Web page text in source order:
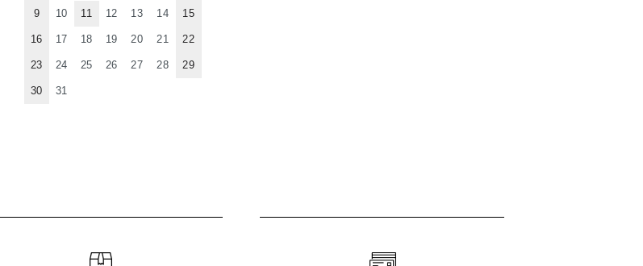
9 10 11 12 13 14 15
16 17 18 19 20 21 22
23 24 25 26 27 28 29
30 31